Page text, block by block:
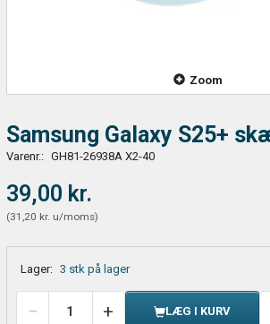
Zoom
Samsung Galaxy S25+
Varenr.: GH81-26938A X2-40
39,00 kr.
(31,20 kr. u/moms)
Lager: 3 stk på lager
LÆG I KURV